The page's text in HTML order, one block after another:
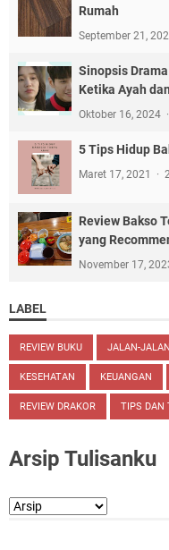
Rumah
September 21,
Sinopsis
Ketika Ayah
Oktober 16, 2024
5 Tips Hidup
Maret 17, 2021
Review Bakso
yang
November 17,
LABEL
REVIEW BUKU JALAN-JALAN
KESEHATAN KEUANGAN
REVIEW DRAKOR TIPS DAN
Arsip Tulisanku